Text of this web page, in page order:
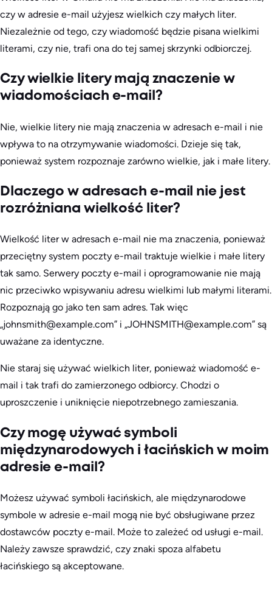
czy w adresie e-mail użyjesz wielkich czy małych liter.
Niezależnie od tego, czy wiadomość będzie pisana wielkimi
literami, czy nie, trafi ona do tej samej skrzynki odbiorczej.
Czy wielkie litery mają znaczenie w
wiadomościach e-mail?
Nie, wielkie litery nie mają znaczenia w adresach e-mail i nie
wpływa to na otrzymywanie wiadomości. Dzieje się tak,
ponieważ system rozpoznaje zarówno wielkie, jak i małe litery.
Dlaczego w adresach e-mail nie jest
rozróżniana wielkość liter?
Wielkość liter w adresach e-mail nie ma znaczenia, ponieważ
przeciętny system poczty e-mail traktuje wielkie i małe litery
tak samo. Serwery poczty e-mail i oprogramowanie nie mają
nic przeciwko wpisywaniu adresu wielkimi lub małymi literami.
Rozpoznają go jako ten sam adres. Tak więc
„johnsmith@example.com” i „JOHNSMITH@example.com” są
uważane za identyczne.
Nie staraj się używać wielkich liter, ponieważ wiadomość e-
mail i tak trafi do zamierzonego odbiorcy. Chodzi o
uproszczenie i uniknięcie niepotrzebnego zamieszania.
Czy mogę używać symboli
międzynarodowych i łacińskich w moim
adresie e-mail?
Możesz używać symboli łacińskich, ale międzynarodowe
symbole w adresie e-mail mogą nie być obsługiwane przez
dostawców poczty e-mail. Może to zależeć od usługi e-mail.
Należy zawsze sprawdzić, czy znaki spoza alfabetu
łacińskiego są akceptowane.